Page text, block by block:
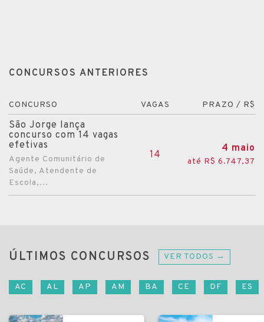
CONCURSOS ANTERIORES
CONCURSO VAGAS PRAZO / R$
São Jorge lança
concurso com 14 vagas
efetivas
Agente Comunitário de
Saúde, Atendente de
Escola,...
14
4 maio
até R$ 6.747,37
ÚLTIMOS CONCURSOS VER TODOS →
AC AL AP AM BA CE DF ES